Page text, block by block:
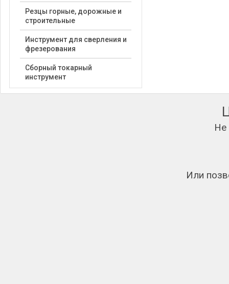
Резцы горные, дорожные и
строительные
Инструмент для сверления и
фрезерования
Сборный токарный
инструмент
Не
Или